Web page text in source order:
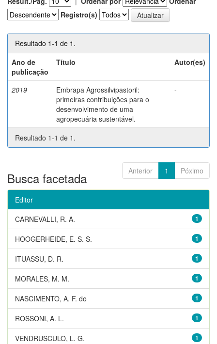
Registro(s)
Resultado 1-1 de 1.
Ano de
publicação
Título Autor(es)
2019
Embrapa Agrossilvipastoril:
primeiras contribuições para o
desenvolvimento de uma
agropecuária sustentável.
-
Resultado 1-1 de 1.
Anterior 1 Póximo
Busca facetada
Editor
1
CARNEVALLI, R. A.
1
HOOGERHEIDE, E. S. S.
1
ITUASSU, D. R.
1
MORALES, M. M.
1
NASCIMENTO, A. F. do
1
ROSSONI, A. L.
1
VENDRUSCULO, L. G.